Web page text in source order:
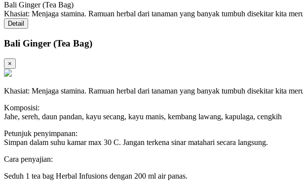
Bali Ginger (Tea Bag)
Khasiat: Menjaga stamina. Ramuan herbal dari tanaman yang banyak tumbuh disekitar kita
Detail
Bali Ginger (Tea Bag)
×
Khasiat: Menjaga stamina. Ramuan herbal dari tanaman yang banyak tumbuh disekitar kita
Komposisi:
Jahe, sereh, daun pandan, kayu secang, kayu manis, kembang lawang, kapulaga, cengkih
Petunjuk penyimpanan:
Simpan dalam suhu kamar max 30 C. Jangan terkena sinar matahari secara langsung.
Cara penyajian:
Seduh 1 tea bag Herbal Infusions dengan 200 ml air panas.